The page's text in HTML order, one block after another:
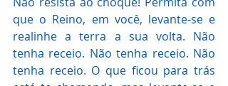
que o Reino, em você, levante-se e
realinhe a terra a sua volta. Não
tenha receio. Não tenha receio. Não
tenha receio. O que ficou para trás